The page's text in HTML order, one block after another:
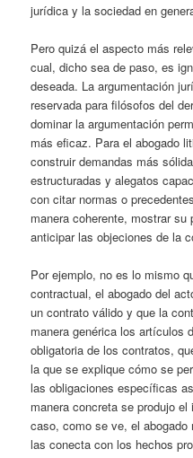
jurídica y la sociedad en
Pero quizá el aspecto más
cual, dicho sea de paso, es
deseada. La argumentación
reservada para filósofos del
dominar la argumentación
más eficaz. Para el abogado
construir demandas más
estructuradas y alegatos
con citar normas o
manera coherente, mostrar
anticipar las objeciones de la
Por ejemplo, no es lo mismo
contractual, el abogado del
un contrato válido y que la
manera genérica los artículos
obligatoria de los contratos,
la que se explique cómo se
las obligaciones específicas
manera concreta se produjo
caso, como se ve, el
las conecta con los hechos